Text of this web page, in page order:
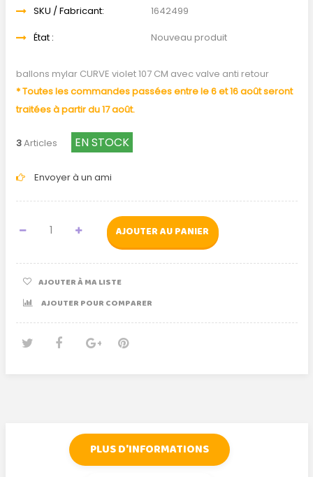
SKU / Fabricant:
1642499
État :
Nouveau produit
ballons mylar CURVE violet 107 CM avec valve anti retour
* Toutes les commandes passées entre le 6 et 16 août seront
traitées à partir du 17 août.
3Articles EN STOCK
Envoyer à un ami
AJOUTER AU PANIER
AJOUTER À MA LISTE
AJOUTER POUR COMPARER
PLUS D'INFORMATIONS